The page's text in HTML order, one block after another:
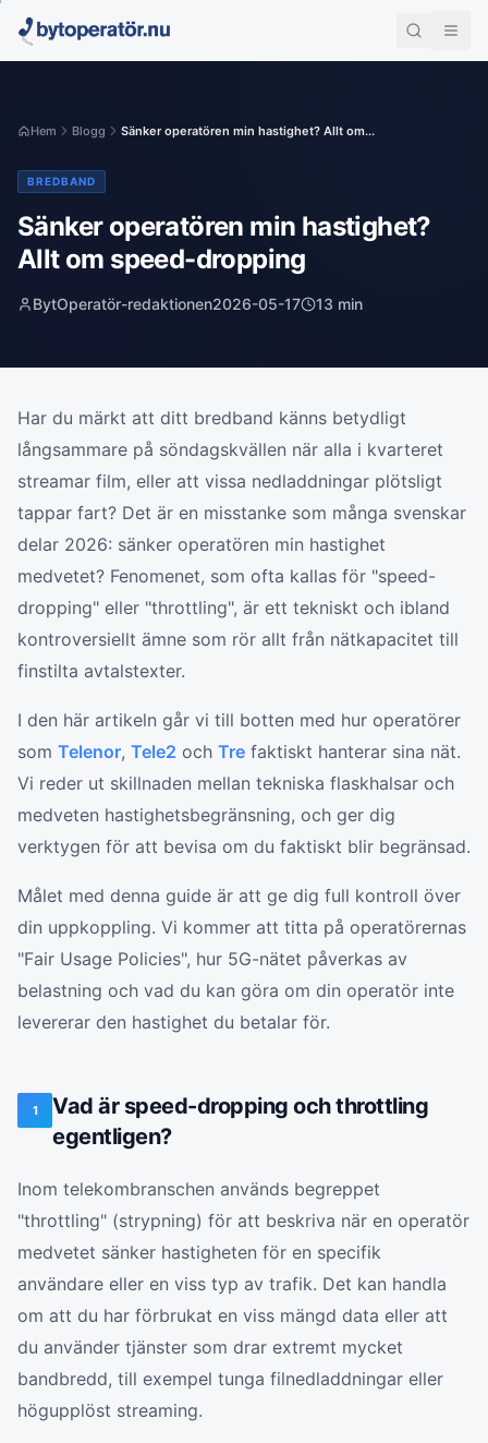
Hem Blogg Sänker operatören min hastighet? Allt om...
BREDBAND
Sänker operatören min hastighet?
Allt om speed-dropping
BytOperatör-redaktionen2026-05-17 13 min
Har du märkt att ditt bredband känns betydligt
långsammare på söndagskvällen när alla i kvarteret
streamar film, eller att vissa nedladdningar plötsligt
tappar fart? Det är en misstanke som många svenskar
delar 2026: sänker operatören min hastighet
medvetet? Fenomenet, som ofta kallas för "speed-
dropping" eller "throttling", är ett tekniskt och ibland
kontroversiellt ämne som rör allt från nätkapacitet till
finstilta avtalstexter.
I den här artikeln går vi till botten med hur operatörer
som Telenor, Tele2 och Tre faktiskt hanterar sina nät.
Vi reder ut skillnaden mellan tekniska flaskhalsar och
medveten hastighetsbegränsning, och ger dig
verktygen för att bevisa om du faktiskt blir begränsad.
Målet med denna guide är att ge dig full kontroll över
din uppkoppling. Vi kommer att titta på operatörernas
"Fair Usage Policies", hur 5G-nätet påverkas av
belastning och vad du kan göra om din operatör inte
levererar den hastighet du betalar för.
1
Vad är speed-dropping och throttling
egentligen?
Inom telekombranschen används begreppet
"throttling" (strypning) för att beskriva när en operatör
medvetet sänker hastigheten för en specifik
användare eller en viss typ av trafik. Det kan handla
om att du har förbrukat en viss mängd data eller att
du använder tjänster som drar extremt mycket
bandbredd, till exempel tunga filnedladdningar eller
högupplöst streaming.